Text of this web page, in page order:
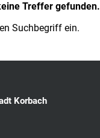
Treffer gefunden.
Suchbegriff ein.
Korbach